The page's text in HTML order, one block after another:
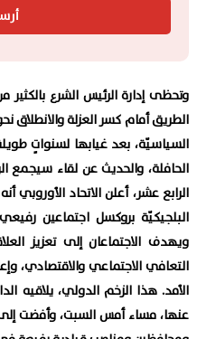
وتحظى إدارة الرئيس الشرع بالكثير
الطريق أمام كسر العزلة والانطلاق
السياسيّة، بعد غيابها لسنواتٍ
الحافلة، والحديث عن لقاء سيجمع
الرابع عشر، أعلن الاتحاد
البلجيكيّة بروكسل اجتماعين
ويهدف الاجتماعان إلى تعزيز
التعافي الاجتماعي والاقتصادي،
الأمد. هذا الزخم الدولي، يلاقيه
عنها، مساء أمس السبت، وأفضت إلى